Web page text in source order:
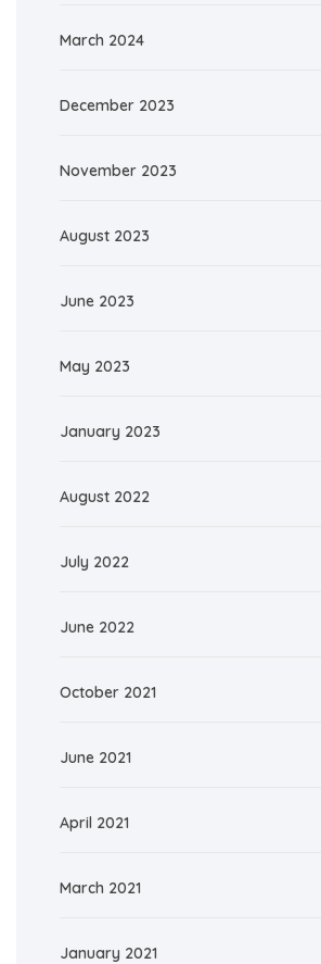
March 2024
December 2023
November 2023
August 2023
June 2023
May 2023
January 2023
August 2022
July 2022
June 2022
October 2021
June 2021
April 2021
March 2021
January 2021